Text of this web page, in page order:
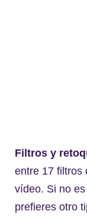
Filtros y
entre 17 filtros
vídeo. Si no
prefieres otro